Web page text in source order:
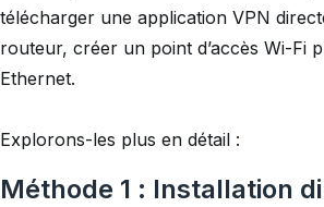
télécharger une application VPN
routeur, créer un point d’accès Wi-Fi
Ethernet.
Explorons-les plus en détail :
Méthode 1 : Installation